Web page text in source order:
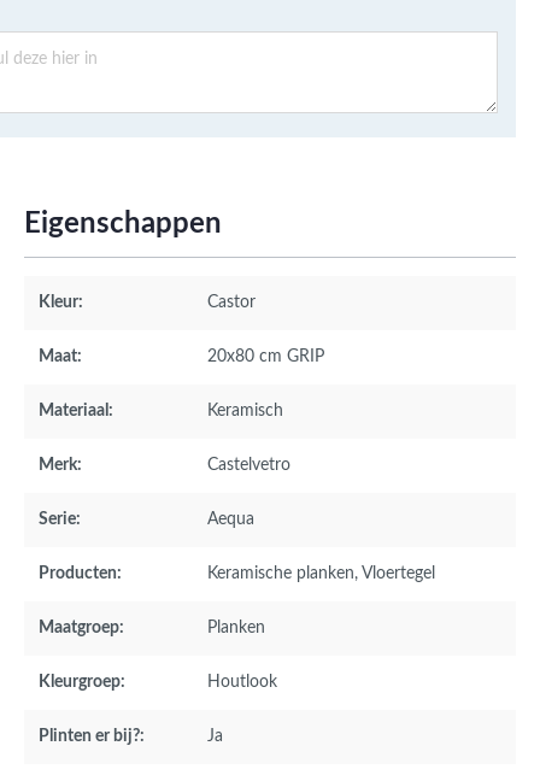
Eigenschappen
Kleur: Castor
Maat: 20x80 cm GRIP
Materiaal: Keramisch
Merk: Castelvetro
Serie: Aequa
Producten: Keramische planken, Vloertegel
Maatgroep: Planken
Kleurgroep: Houtlook
Plinten er bij?: Ja